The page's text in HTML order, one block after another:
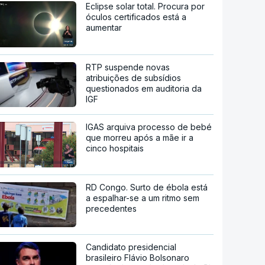
Eclipse solar total. Procura por
óculos certificados está a
aumentar
RTP suspende novas
atribuições de subsídios
questionados em auditoria da
IGF
IGAS arquiva processo de bebé
que morreu após a mãe ir a
cinco hospitais
RD Congo. Surto de ébola está
a espalhar-se a um ritmo sem
precedentes
Candidato presidencial
brasileiro Flávio Bolsonaro